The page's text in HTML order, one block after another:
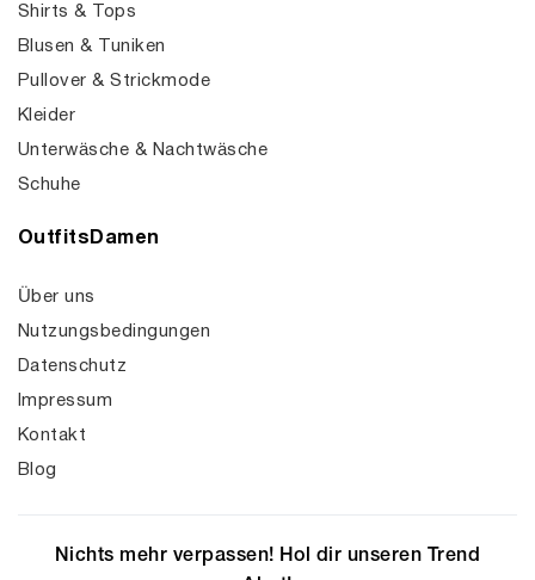
Shirts & Tops
Blusen & Tuniken
Pullover & Strickmode
Kleider
Unterwäsche & Nachtwäsche
Schuhe
OutfitsDamen
Über uns
Nutzungsbedingungen
Datenschutz
Impressum
Kontakt
Blog
Nichts mehr verpassen! Hol dir unseren Trend